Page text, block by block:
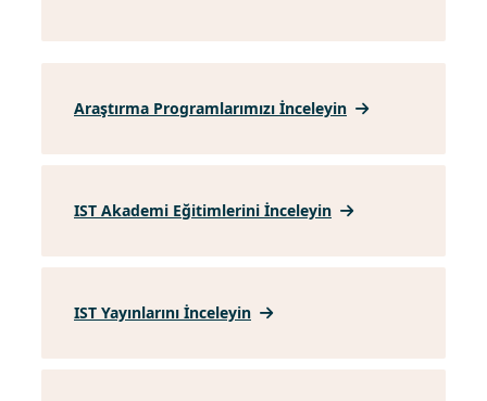
Araştırma Programlarımızı İnceleyin
IST Akademi Eğitimlerini İnceleyin
IST Yayınlarını İnceleyin